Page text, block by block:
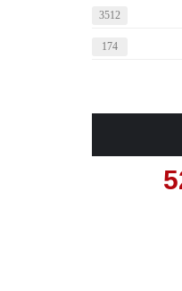
3512
174